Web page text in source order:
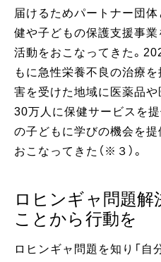
届けるためパートナー団体
健や子どもの保護支援事業
活動をおこなってきた。
もに急性栄養不良の治療を
害を受けた地域に医薬品
30万人に保健サービスを
の子どもに学びの機会を提
おこなってきた（※３）。
ロヒンギャ問題解
ことから行動を
ロヒンギャ問題を知り「自